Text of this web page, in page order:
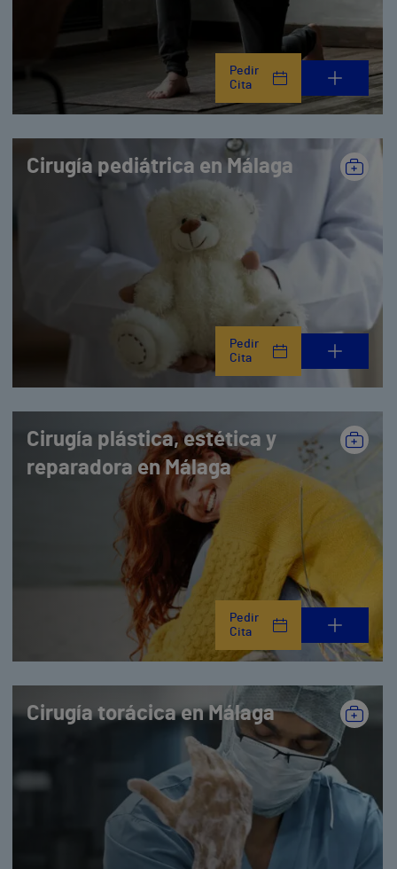
Pedir
Cita
Cirugía pediátrica en Málaga
Pedir
Cita
Cirugía plástica, estética y
reparadora en Málaga
Pedir
Cita
Cirugía torácica en Málaga